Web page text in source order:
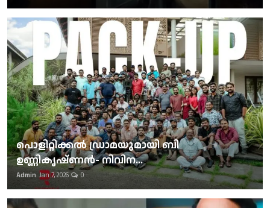
പൊളിറ്റിക്കല്‍ ഡ്രാമയുമായി ബി
ഉണ്ണികൃഷ്ണന്‍- നിവിന...
Admin Jan 7, 2026 0